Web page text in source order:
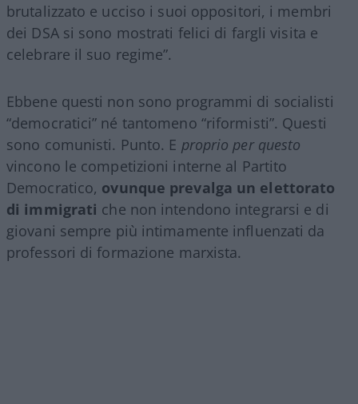
brutalizzato e ucciso i suoi oppositori, i membri
dei DSA si sono mostrati felici di fargli visita e
celebrare il suo regime”.
Ebbene questi non sono programmi di socialisti
“democratici” né tantomeno “riformisti”. Questi
sono comunisti. Punto. E proprio per questo
vincono le competizioni interne al Partito
Democratico, ovunque prevalga un elettorato
di immigrati che non intendono integrarsi e di
giovani sempre più intimamente influenzati da
professori di formazione marxista.